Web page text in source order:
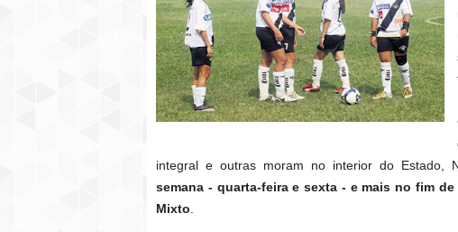
integral e outras moram no interior do Estado,
semana - quarta-feira e sexta - e mais no fim
Mixto